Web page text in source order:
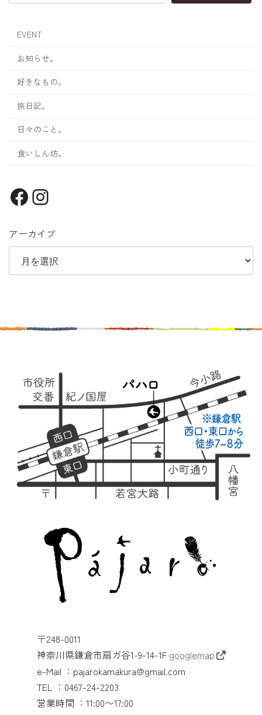
EVENT
お知らせ。
好きなもの。
旅日記。
日々のこと。
食いしん坊。
Facebook
Instagram
アーカイブ
〒248-0011
神奈川県鎌倉市扇ガ谷1-9-14-1F googlemap
e-Mail ：pajarokamakura@gmail.com
TEL ：0467-24-2203
営業時間 ：11:00〜17:00